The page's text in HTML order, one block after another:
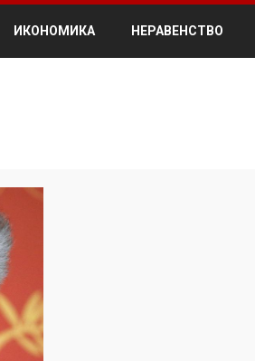
ИКОНОМИКА НЕРАВЕНСТВО